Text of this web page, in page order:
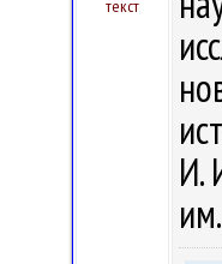
текст
И.